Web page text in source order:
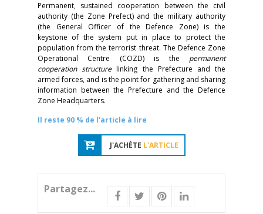
Permanent, sustained cooperation between the civil
authority (the Zone Prefect) and the military authority
(the General Officer of the Defence Zone) is the
keystone of the system put in place to protect the
population from the terrorist threat. The Defence Zone
Operational Centre (COZD) is the permanent
cooperation structurelinking the Prefecture and the
armed forces, and is the point for gathering and sharing
information between the Prefecture and the Defence
Zone Headquarters.
Il reste 90 % de l'article à lire
J'ACHÈTE L'ARTICLE
Partagez...